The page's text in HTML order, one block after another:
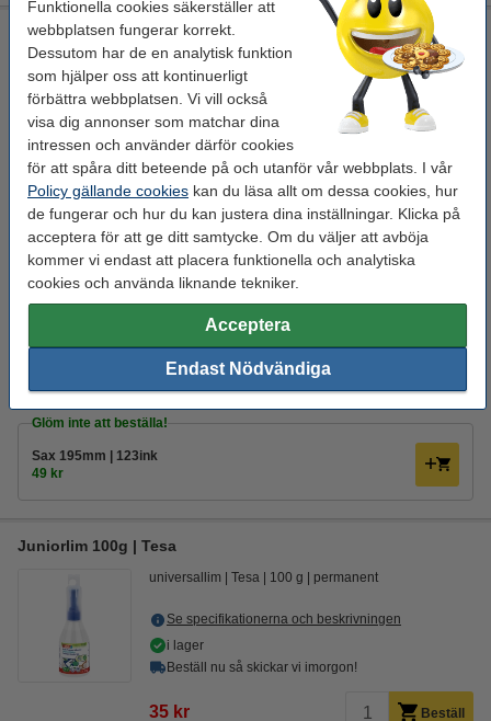
Funktionella cookies säkerställer att
webbplatsen fungerar korrekt.
Dessutom har de en analytisk funktion
som hjälper oss att kontinuerligt
förbättra webbplatsen. Vi vill också
visa dig annonser som matchar dina
intressen och använder därför cookies
för att spåra ditt beteende på och utanför vår webbplats. I vår
Policy gällande cookies kan du läsa allt om dessa cookies, hur
de fungerar och hur du kan justera dina inställningar. Klicka på
acceptera för att ge ditt samtycke. Om du väljer att avböja
kommer vi endast att placera funktionella och analytiska
cookies och använda liknande tekniker.
Acceptera
Endast Nödvändiga
Skollim 100ml | 123ink
säkerhetsdatablad 123ink 100 ml
Se specifikationerna och beskrivningen
Spara upp till 28,6%
med varumärket 123ink.
i lager
Beställ nu så skickar vi imorgon!
25 kr Beställ
Behöver du fler?
Köp6stför endast
Glöm inte att beställa!
Sax 195mm | 123ink
49 kr
Juniorlim 100g | Tesa
universallim Tesa 100 g permanent
Se specifikationerna och beskrivningen
i lager
Beställ nu så skickar vi imorgon!
35 kr Beställ